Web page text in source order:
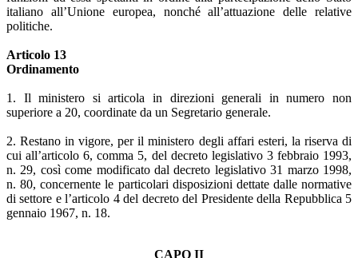
italiano all’Unione europea, nonché all’attuazione delle relative
politiche.
Articolo 13
Ordinamento
1. Il ministero si articola in direzioni generali in numero non
superiore a 20, coordinate da un Segretario generale.
2. Restano in vigore, per il ministero degli affari esteri, la riserva di
cui all’articolo 6, comma 5, del decreto legislativo 3 febbraio 1993,
n. 29, così come modificato dal decreto legislativo 31 marzo 1998,
n. 80, concernente le particolari disposizioni dettate dalle normative
di settore e l’articolo 4 del decreto del Presidente della Repubblica 5
gennaio 1967, n. 18.
CAPO II